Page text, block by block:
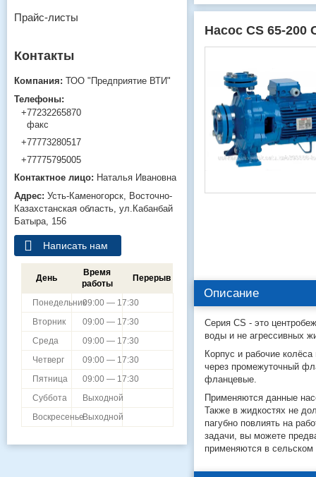
Насос CS 65-200
Описание
Серия CS - это
воды и не агрессивных
Корпус и рабочие
через промежуточный
фланцевые.
Применяются данные
Также в жидкостях не
пагубно повлиять на
задачи, вы можете
применяются в
Прайс-листы
ТОО "Предприятие ВТИ"
+77232265870
факс
+77773280517
+77775795005
Наталья Ивановна
Усть-Каменогорск
Восточно-
Казахстанская область ул.Кабанбай
Батыра, 156
Написать нам
День
Время
работы
Перерыв
Понедельник09:00 — 17:30
Вторник
09:00 — 17:30
Среда
09:00 — 17:30
Четверг
09:00 — 17:30
Пятница
09:00 — 17:30
Суббота
Выходной
ВоскресеньеВыходной